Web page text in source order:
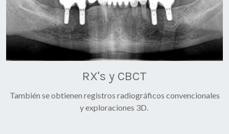
RX's y CBCT
También se obtienen registros radiográficos convencionales
y exploraciones 3D.